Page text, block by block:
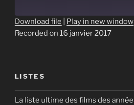
SHARE
EMBED
Download file Play in new window
Recorded on 16 janvier 2017
LISTES
La liste ultime des films des